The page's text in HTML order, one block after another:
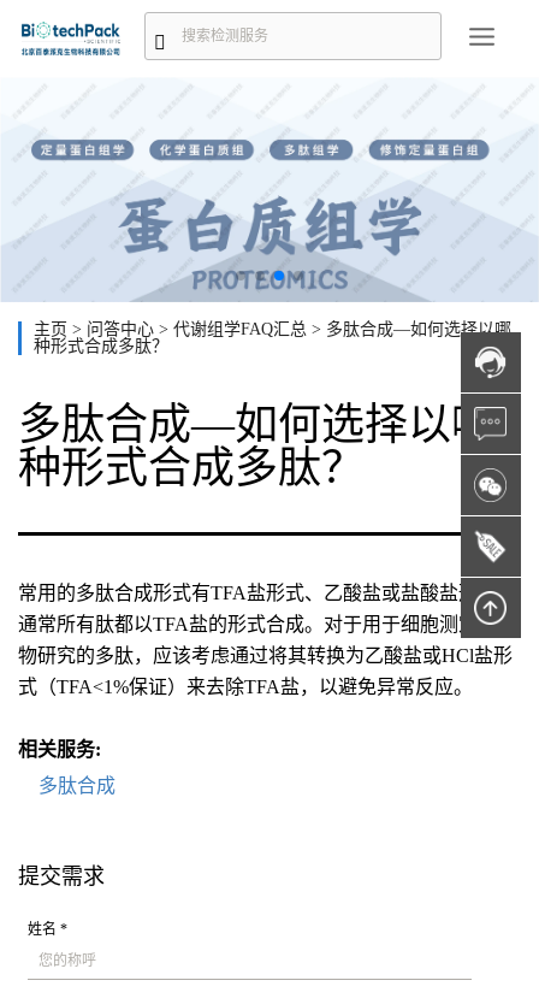
主页 > 问答中心 > 代谢组学FAQ汇总 > 多肽合成—如何选择以哪
种形式合成多肽？
多肽合成—如何选择以哪
种形式合成多肽？
常用的多肽合成形式有TFA盐形式、乙酸盐或盐酸盐形式。
通常所有肽都以TFA盐的形式合成。对于用于细胞测定或动
物研究的多肽，应该考虑通过将其转换为乙酸盐或HCl盐形
式（TFA<1%保证）来去除TFA盐，以避免异常反应。
相关服务:
多肽合成
提交需求
姓名 *